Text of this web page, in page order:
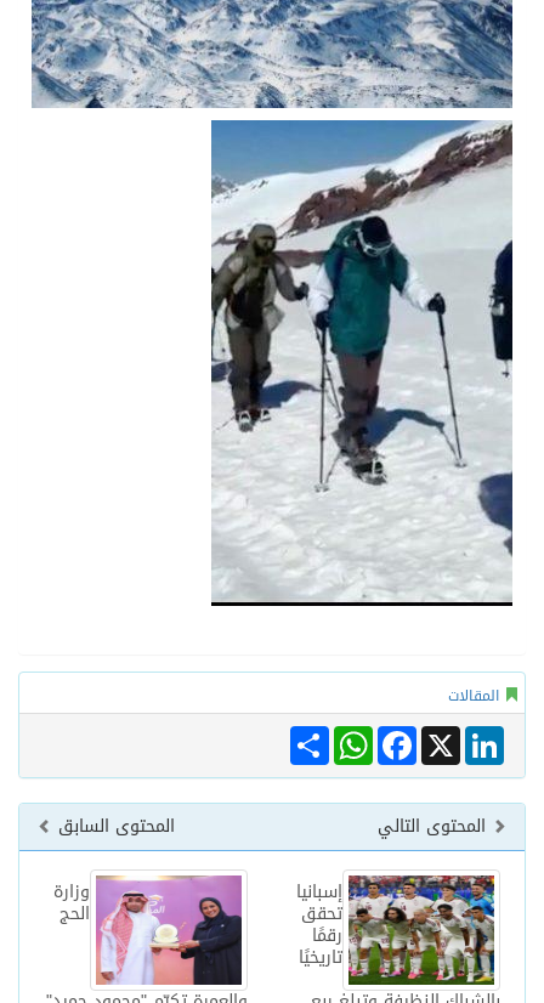
المقالات
Share
WhatsAppFacebook X
LinkedIn
المحتوى السابق
المحتوى التالي
وزارة
الحج
إسبانيا
تحقق
رقمًا
تاريخيًا